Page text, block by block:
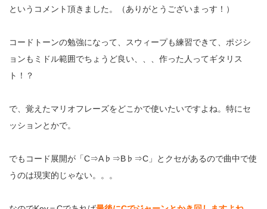
というコメント頂きました。（ありがとうございまっす！）
コードトーンの勉強になって、スウィープも練習できて、ポジシ
ョンもミドル範囲でちょうど良い、、、作った人ってギタリス
ト！？
で、覚えたマリオフレーズをどこかで使いたいですよね。特にセ
ッションとかで。
でもコード展開が「C⇒A♭⇒B♭⇒C」とクセがあるので曲中で使
うのは現実的じゃない。。。